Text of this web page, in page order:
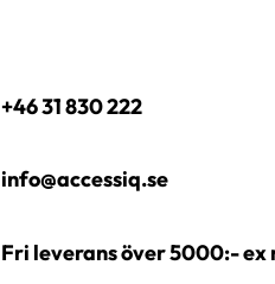
+46 31 830 222
info@accessiq.se
Fri leverans över 5000:- ex